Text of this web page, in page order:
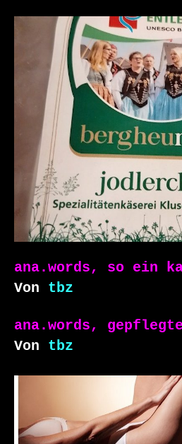
ana.words, so ein
Von tbz
ana.words,
Von tbz